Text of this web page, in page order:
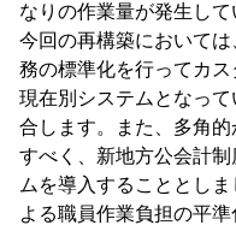
なりの作業量が発生して
今回の再構築において
務の標準化を行ってカス
現在別システムとなっ
合します。また、多角
すべく、新地方公会計
ムを導入することとし
よる職員作業負担の平